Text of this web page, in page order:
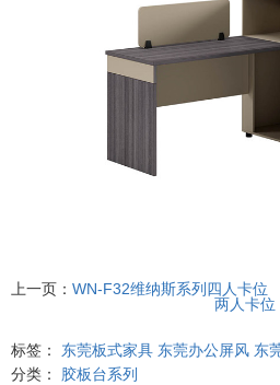
上一页： WN-F32维纳斯系列四人卡位
两人卡位
标签： 东莞板式家具 东莞办公屏风 东
分类： 胶板台系列